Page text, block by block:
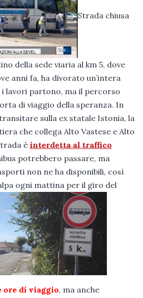
Strada chiusa
della sede viaria al km 5, dove
anni fa, ha divorato un’intera
lavori partono, ma il percorso
di viaggio della speranza. In
sulla ex statale Istonia, la
che collega Alto Vastese e Alto
è interdetta al traffico
potrebbero passare, ma
non ne ha disponibili, così
ogni mattina per il giro del
ore di viaggio, ma anche